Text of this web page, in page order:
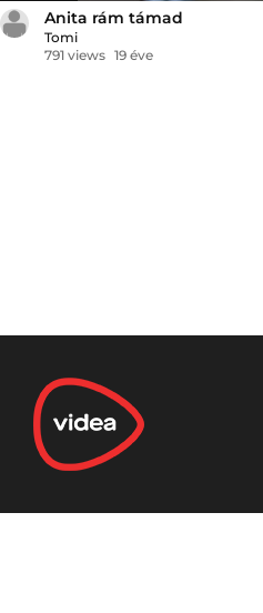
Anita rám támad
Tomi
791 views 19 éve